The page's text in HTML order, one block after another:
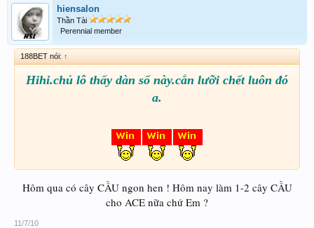
hiensalon
Thần Tài
Perennial member
188BET nói: ↑
Hihi.chủ lô thấy dàn số này.cắn lưỡi chết luôn đó
a.
Hôm qua có cây CẦU ngon hen ! Hôm nay làm 1-2 cây CẦU
cho ACE nữa chứ Em ?
11/7/10